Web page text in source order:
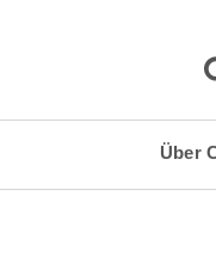
Über
für